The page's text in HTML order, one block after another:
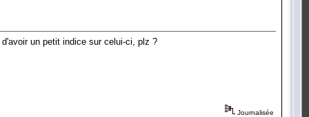
un petit indice sur celui-ci, plz ?
Journalisée